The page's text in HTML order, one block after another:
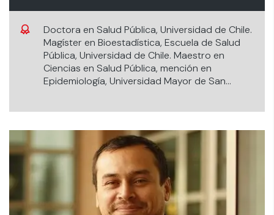
Doctora en Salud Pública, Universidad de Chile.
Magíster en Bioestadística, Escuela de Salud
Pública, Universidad de Chile. Maestro en
Ciencias en Salud Pública, mención en
Epidemiología, Universidad Mayor de San